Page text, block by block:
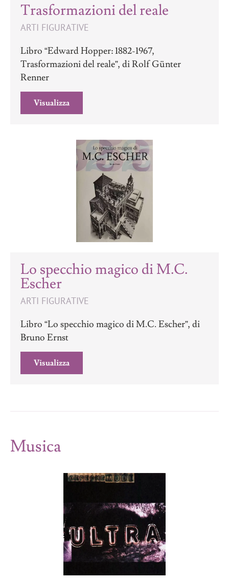
Trasformazioni del reale
ARTI FIGURATIVE
Libro “Edward Hopper: 1882-1967,
Trasformazioni del reale”, di Rolf Günter
Renner
Visualizza
Lo specchio magico di M.C.
Escher
ARTI FIGURATIVE
Libro “Lo specchio magico di M.C. Escher”, di
Bruno Ernst
Visualizza
Musica